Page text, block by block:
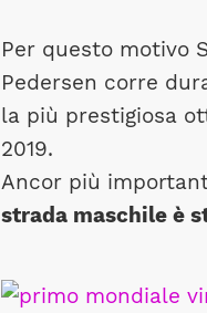
Per questo motivo
Pedersen corre
la più prestigiosa
2019.
Ancor più
strada maschile è